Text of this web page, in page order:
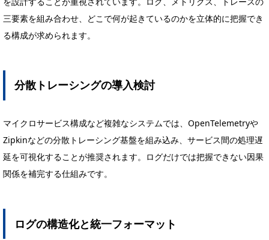
三要素を組み合わせ、どこで何が起きているのかを立体的に把握でき
る構成が求められます。
分散トレーシングの導入検討
マイクロサービス構成など複雑なシステムでは、OpenTelemetryや
Zipkinなどの分散トレーシング基盤を組み込み、サービス間の処理遅
延を可視化することが推奨されます。ログだけでは把握できない因果
関係を補完する仕組みです。
ログの構造化と統一フォーマット